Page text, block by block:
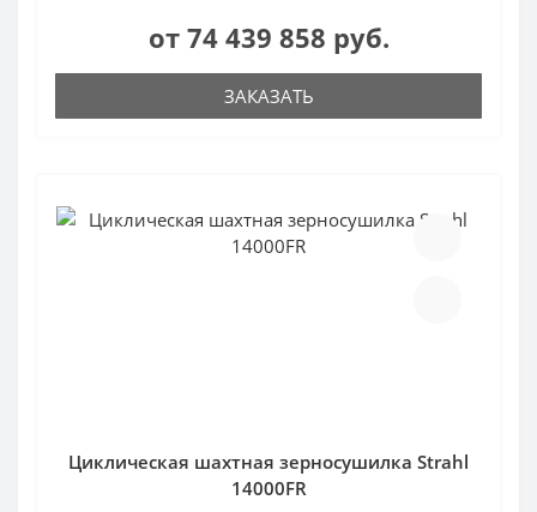
от 74 439 858 руб.
ЗАКАЗАТЬ
Циклическая шахтная зерносушилка Strahl
14000FR